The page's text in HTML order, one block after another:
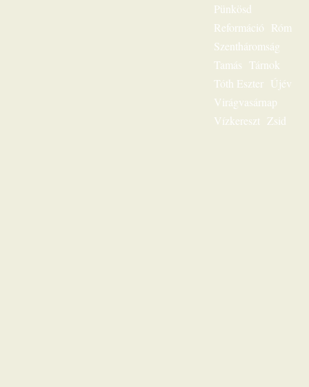
Pünkösd
Reformáció Róm
Szentháromság
Tamás Tárnok
Tóth Eszter Újév
Virágvasárnap
Vízkereszt Zsid